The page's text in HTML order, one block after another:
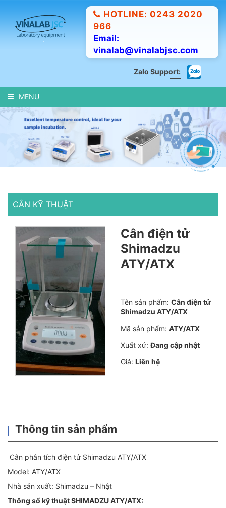
HOTLINE: 0243 2020
966
Email:
vinalab@vinalabjsc.com
Zalo Support:
MENU
CÂN KỸ THUẬT
Cân điện tử
Shimadzu
ATY/ATX
Tên sản phẩm: Cân điện tử
Shimadzu ATY/ATX
Mã sản phẩm: ATY/ATX
Xuất xứ: Đang cập nhật
Giá: Liên hệ
Thông tin sản phẩm
Cân phân tích điện tử Shimadzu ATY/ATX
Model: ATY/ATX
Nhà sản xuất: Shimadzu – Nhật
Thông số kỹ thuật SHIMADZU ATY/ATX: